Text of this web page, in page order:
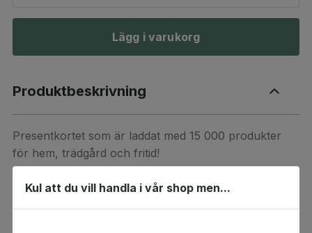
Lägg i varukorg
Produktbeskrivning
Presentkortet som är laddat med 15 000 produkter
för hem, trädgård och fritid!
Oavsett vem som får Julas presentkort i handen
Kul att du vill handla i vår shop men...